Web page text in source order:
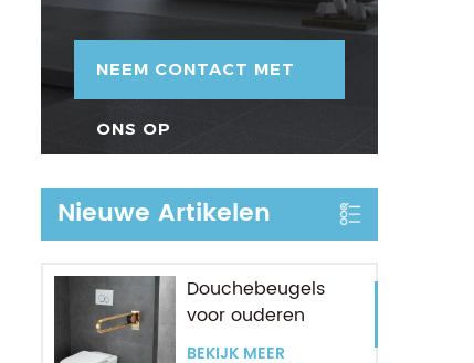
NEEM CONTACT MET
ONS OP
Nieuwe Artikelen
Douchebeugels
voor ouderen
BEKIJK MEER